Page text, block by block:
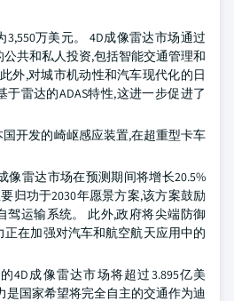
3,550万美元。 4D成像雷达市场通过
共和私人投资,包括智能交通管理和
外,对城市机动性和汽车现代化的日
雷达的ADAS特性,这进一步促进了
国开发的崎岖感应装置,在超重型卡车
像雷达市场在预测期间将增长20.5%
归功于2030年愿景方案,该方案鼓励
驾运输系统。 此外,政府将尖端防御
在加强对汽车和航空航天应用中的
4D成像雷达市场将超过3.895亿美
是国家希望将完全自主的交通作为迪